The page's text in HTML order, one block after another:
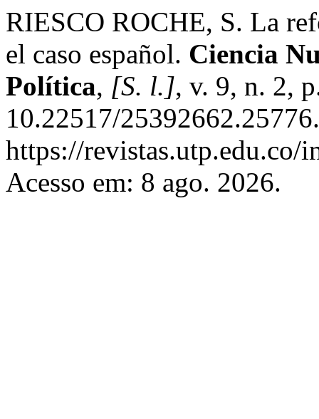
RIESCO ROCHE, S. La
el caso español. Ciencia
Política, [S. l.], v. 9, n. 2,
10.22517/
https://
Acesso em: 8 ago. 2026.